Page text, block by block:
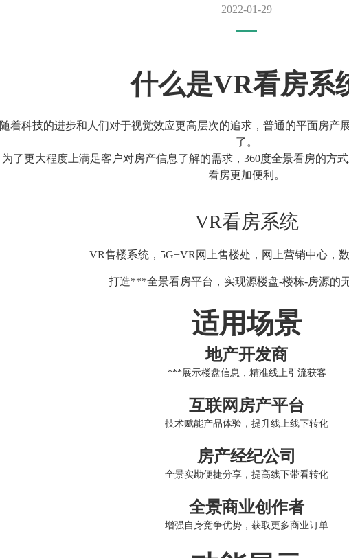
2022-01-29
什么是VR看房系
随着科技的进步和人们对于视觉效应更高层次的追求，普通的平面房产
了。
为了更大程度上满足客户对房产信息了解的需求，360度全景看房的方
看房更加便利。
VR看房系统
VR售楼系统，5G+VR网上售楼处，网上营销中心，
打造***全景看房平台，实现源楼盘-楼栋-房源的
适用场景
地产开发商
***展示楼盘信息，精准线上引流获客
互联网房产平台
技术赋能产品体验，提升线上线下转化
房产经纪公司
全景实勘便捷分享，提高线下带看转化
全景商业创作者
增强自身竞争优势，获取更多商业订单